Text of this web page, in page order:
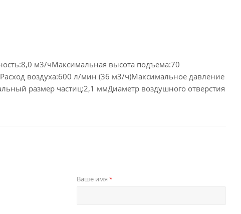
м3/чМаксимальная высота подъема:70
воздуха:600 л/мин (36 м3/ч)Максимальное давление
размер частиц:2,1 ммДиаметр воздушного отверстия
Ваше имя *